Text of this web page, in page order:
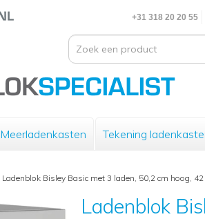
+31 318 20 20 55
Meerladenkasten Tekening
Ladenblok Bisley Basic met 3 laden, 50,2 cm hoog,
Ladenblok